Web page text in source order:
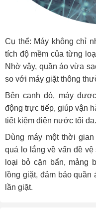
Cụ thể: Máy không chỉ
tích độ mềm của từng
Nhờ vậy, quần áo vừa
so với máy giặt thông
Bên cạnh đó, máy
động trực tiếp, giúp vận
tiết kiệm điện nước tối đa.
Dùng máy một thời
quá lo lắng về vấn đề
loại bỏ cặn bẩn, mảng
lồng giặt, đảm bảo
lần giặt.